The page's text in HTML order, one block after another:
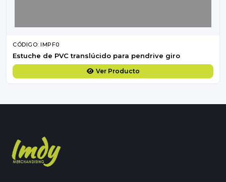
CÓDIGO: IMPF0
Estuche de PVC translúcido para pendrive giro
Ver Producto